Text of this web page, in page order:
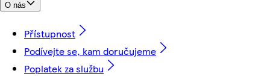
O nás
Přístupnost
Podívejte se, kam doručujeme
Poplatek za službu